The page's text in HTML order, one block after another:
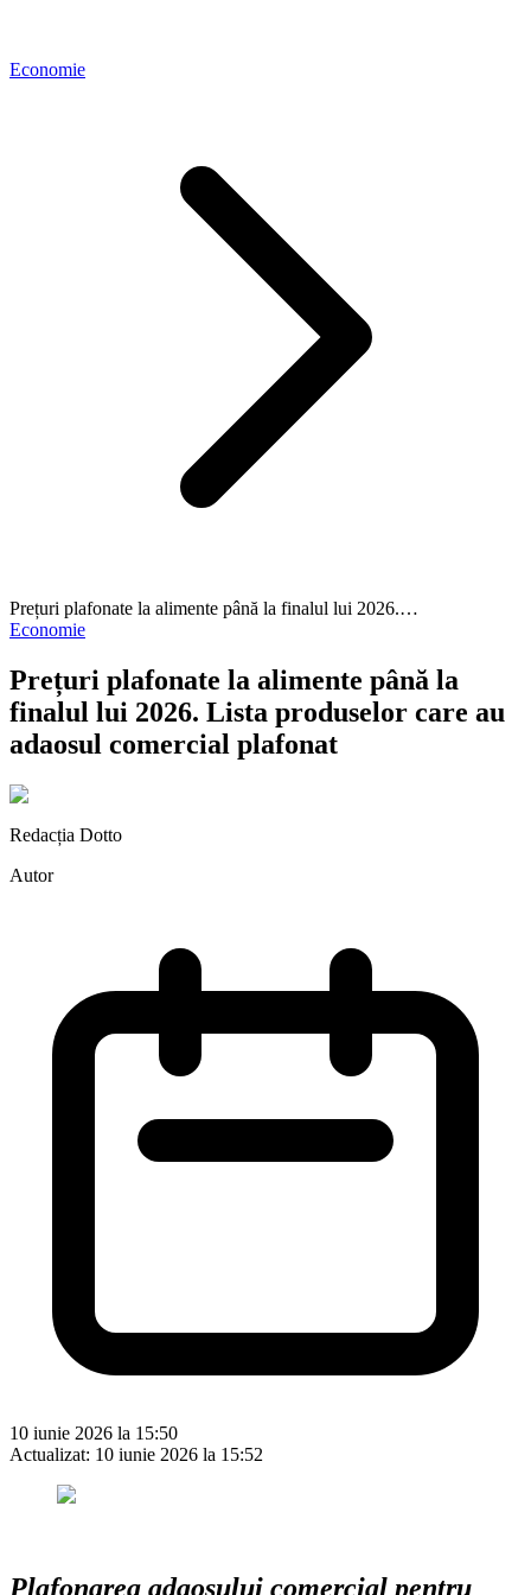
Economie
Prețuri plafonate la alimente până la finalul lui 2026.…
Economie
Prețuri plafonate la alimente până la
finalul lui 2026. Lista produselor care au
adaosul comercial plafonat
Redacția Dotto
Autor
10 iunie 2026 la 15:50
Actualizat: 10 iunie 2026 la 15:52
Plafonarea adaosului comercial pentru